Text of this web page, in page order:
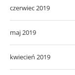
czerwiec 2019
maj 2019
kwiecień 2019